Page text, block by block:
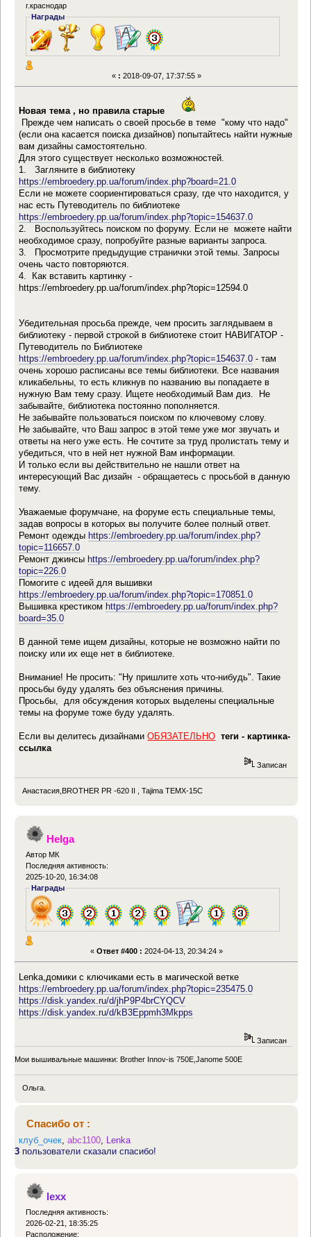
г.краснодар
Награды
« : 2018-09-07, 17:37:55 »
Новая тема , но правила старые
Прежде чем написать о своей просьбе в теме "кому что надо"
(если она касается поиска дизайнов) попытайтесь найти нужные
вам дизайны самостоятельно.
Для этого существует несколько возможностей.
1. Загляните в библиотеку
https://embroedery.pp.ua/forum/index.php?board=21.0
Если не можете соориентироваться сразу, где что находится, у
нас есть Путеводитель по библиотеке
https://embroedery.pp.ua/forum/index.php?topic=154637.0
2. Воспользуйтесь поиском по форуму. Если не можете найти
необходимое сразу, попробуйте разные варианты запроса.
3. Просмотрите предыдущие странички этой темы. Запросы
очень часто повторяются.
4. Как вставить картинку -
https://embroedery.pp.ua/forum/index.php?topic=12594.0
Убедительная просьба прежде, чем просить заглядываем в
библиотеку - первой строкой в библиотеке стоит НАВИГАТОР -
Путеводитель по Библиотеке
https://embroedery.pp.ua/forum/index.php?topic=154637.0 - там
очень хорошо расписаны все темы библиотеки. Все названия
кликабельны, то есть кликнув по названию вы попадаете в
нужную Вам тему сразу. Ищете необходимый Вам диз. Не
забывайте, библиотека постоянно пополняется.
Не забывайте пользоваться поиском по ключевому слову.
Не забывайте, что Ваш запрос в этой теме уже мог звучать и
ответы на него уже есть. Не сочтите за труд пролистать тему и
убедиться, что в ней нет нужной Вам информации.
И только если вы действительно не нашли ответ на
интересующий Вас дизайн - обращаетесь с просьбой в данную
тему.
Уважаемые форумчане, на форуме есть специальные темы,
задав вопросы в которых вы получите более полный ответ.
Ремонт одежды https://embroedery.pp.ua/forum/index.php?
topic=116657.0
Ремонт джинсы https://embroedery.pp.ua/forum/index.php?
topic=226.0
Помогите с идеей для вышивки
https://embroedery.pp.ua/forum/index.php?topic=170851.0
Вышивка крестиком https://embroedery.pp.ua/forum/index.php?
board=35.0
В данной теме ищем дизайны, которые не возможно найти по
поиску или их еще нет в библиотеке.
Внимание! Не просить: "Ну пришлите хоть что-нибудь". Такие
просьбы буду удалять без объяснения причины.
Просьбы, для обсуждения которых выделены специальные
темы на форуме тоже буду удалять.
Если вы делитесь дизайнамиОБЯЗАТЕЛЬНО теги - картинка-
ссылка
Записан
Анастасия,BROTHER PR -620 II , Tajima TEMX-15C
Helga
Автор МК
Последняя активность:
2025-10-20, 16:34:08
Награды
« Ответ #400 : 2024-04-13, 20:34:24 »
Lenka,домики с ключиками есть в магической ветке
https://embroedery.pp.ua/forum/index.php?topic=235475.0
https://disk.yandex.ru/d/jhP9P4brCYQCV
https://disk.yandex.ru/d/kB3Eppmh3Mkpps
Записан
Мои вышивальные машинки: Brother Innov-is 750E,Janome 500E
Ольга.
Спасибо от :
клуб_очек,abc1100, Lenka
3 пользователи сказали спасибо!
lexx
Последняя активность:
2026-02-21, 18:35:25
Расположение: